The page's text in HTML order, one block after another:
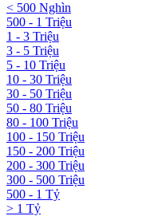
< 500 Nghìn
500 - 1 Triệu
1 - 3 Triệu
3 - 5 Triệu
5 - 10 Triệu
10 - 30 Triệu
30 - 50 Triệu
50 - 80 Triệu
80 - 100 Triệu
100 - 150 Triệu
150 - 200 Triệu
200 - 300 Triệu
300 - 500 Triệu
500 - 1 Tỷ
> 1 Tỷ